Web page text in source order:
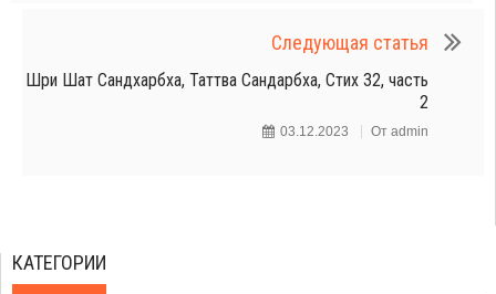
Следующая статья
Шри Шат Сандхарбха, Таттва Сандарбха, Стих 32, часть
2
03.12.2023 От admin
КАТЕГОРИИ